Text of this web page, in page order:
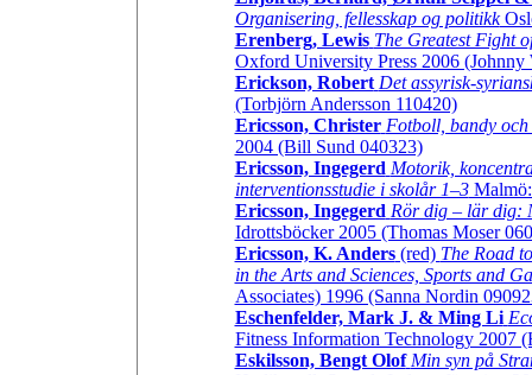
Organisering, fellesskap og politikk
Erenberg, Lewis The Greatest Fight
Oxford University Press 2006
Erickson, Robert Det assyrisk-
(Torbjörn Andersson 110420)
Ericsson, Christer Fotboll, bandy
2004 (Bill Sund 040323)
Ericsson, Ingegerd Motorik,
interventionsstudie i skolår 1–3Malmö:
Ericsson, Ingegerd Rör dig – lär dig:
Idrottsböcker 2005 (Thomas Moser
Ericsson, K. Anders(red) The Road
in the Arts and Sciences, Sports and
Associates) 1996 (Sanna Nordin
Eschenfelder, Mark J. & Ming Li
Fitness Information Technology 2007
Eskilsson, Bengt Olof Min syn på